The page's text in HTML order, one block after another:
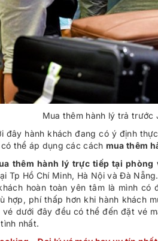
Mua thêm hành lý trả trước
đây hành khách đang có ý định
thể áp dụng các cách mua thêm
thêm hành lý trực tiếp tại phòng
Tp Hồ Chí Minh, Hà Nội và Đà
hoàn toàn yên tâm là mình
hợp, phí thấp hơn khi hành khách
vé dưới đây đều có thể đến đặt vé
nhất.